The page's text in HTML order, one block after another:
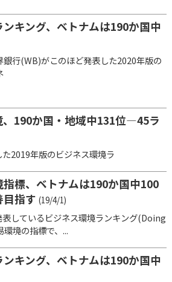
キング、ベトナムは190か国中
行(WB)がこのほど発表した2020年版の
、190か国・地域中131位―45ラ
2019年版のビジネス環境ラ
標、ベトナムは190か国中100
指す (19/4/1)
しているビジネス環境ランキング(Doing
境の指標で、...
キング、ベトナムは190か国中